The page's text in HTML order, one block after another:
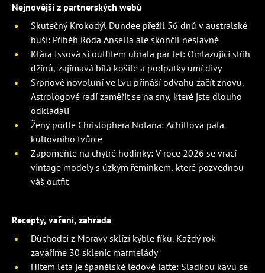
Nejnovější z partnerských webů
Skutečný Krokodýl Dundee přežil 56 dnů v australské
buši: Příběh Roda Ansella ale skončil neslavně
Klára Issová si outfitem ubrala pár let: Omlazující střih
džínů, zajímavá bílá košile a podpatky umí divy
Srpnové novoluní ve Lvu přináší odvahu začít znovu.
Astrologové radí zaměřit se na sny, které jste dlouho
odkládali
Ženy podle Christophera Nolana: Achillova pata
kultovního tvůrce
Zapomeňte na chytré hodinky: V roce 2026 se vrací
vintage modely s úzkým řemínkem, které pozvednou
váš outfit
Recepty, vaření, zahrada
Důchodci z Moravy sklízí kýble fíků. Každý rok
zavaříme 30 sklenic marmelády
Hitem léta je španělské ledové latté: Sladkou kávu se